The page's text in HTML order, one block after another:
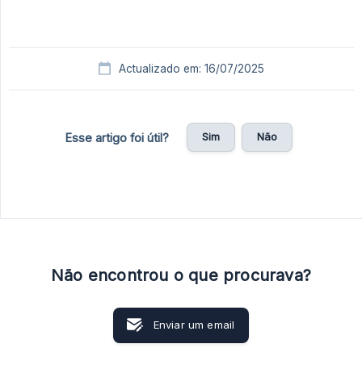
Actualizado em: 16/07/2025
Esse artigo foi útil? Sim Não
Não encontrou o que procurava?
Enviar um email